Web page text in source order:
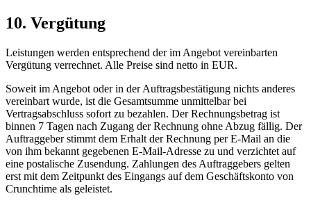
10. Vergütung
Leistungen werden entsprechend der im Angebot vereinbarten
Vergütung verrechnet. Alle Preise sind netto in EUR.
Soweit im Angebot oder in der Auftragsbestätigung nichts anderes
vereinbart wurde, ist die Gesamtsumme unmittelbar bei
Vertragsabschluss sofort zu bezahlen. Der Rechnungsbetrag ist
binnen 7 Tagen nach Zugang der Rechnung ohne Abzug fällig. Der
Auftraggeber stimmt dem Erhalt der Rechnung per E-Mail an die
von ihm bekannt gegebenen E-Mail-Adresse zu und verzichtet auf
eine postalische Zusendung. Zahlungen des Auftraggebers gelten
erst mit dem Zeitpunkt des Eingangs auf dem Geschäftskonto von
Crunchtime als geleistet.